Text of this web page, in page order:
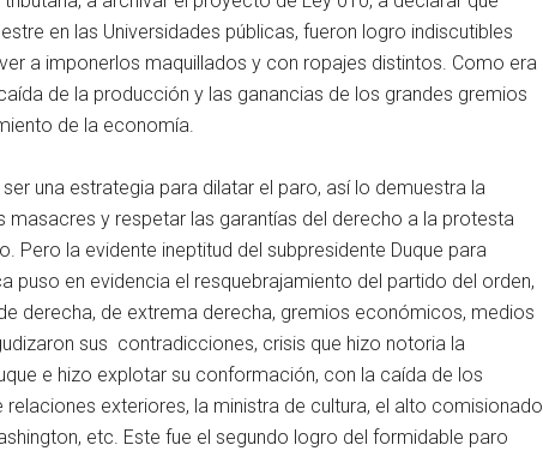
en las Universidades públicas, fueron logro indiscutibles
a imponerlos maquillados y con ropajes distintos. Como era
de la producción y las ganancias de los grandes gremios
de la economía.
una estrategia para dilatar el paro, así lo demuestra la
y respetar las garantías del derecho a la protesta
Pero la evidente ineptitud del subpresidente Duque para
puso en evidencia el resquebrajamiento del partido del orden,
derecha, de extrema derecha, gremios económicos, medios
sus contradicciones, crisis que hizo notoria la
e hizo explotar su conformación, con la caída de los
exteriores, la ministra de cultura, el alto comisionado
etc. Este fue el segundo logro del formidable paro